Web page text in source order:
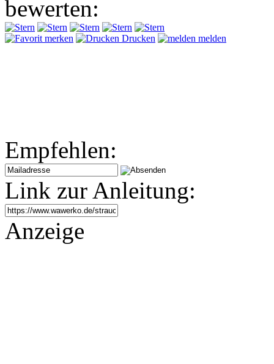
bewerten:
merken Drucken melden
Empfehlen:
Link zur Anleitung:
Anzeige